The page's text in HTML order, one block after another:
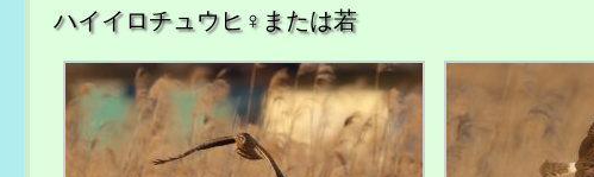
ハイイロチュウヒ♀または若